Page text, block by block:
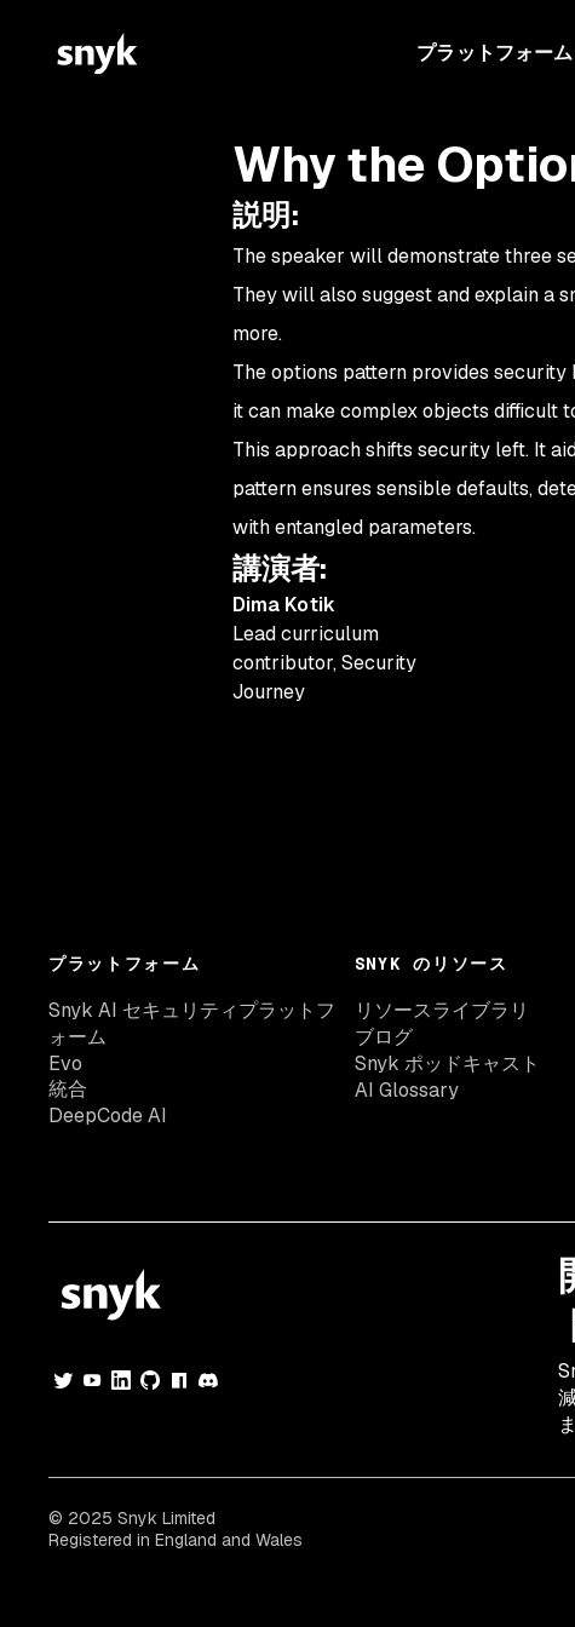
プラットフォーム
Why the
説明:
The speaker will demonstrate three
They will also suggest and explain a
more.
The options pattern provides security
it can make complex objects difficult
This approach shifts security left. It
pattern ensures sensible defaults,
with entangled parameters.
講演者:
Dima Kotik
Lead curriculum
contributor,Security
Journey
プラットフォーム
Snyk AI セキュリティプラットフ
ォーム
Evo
統合
DeepCode AI
SNYK のリソース
リソースライブラリ
ブログ
Snyk ポッドキャスト
AI Glossary
© 2025 Snyk Limited
Registered in England and Wales